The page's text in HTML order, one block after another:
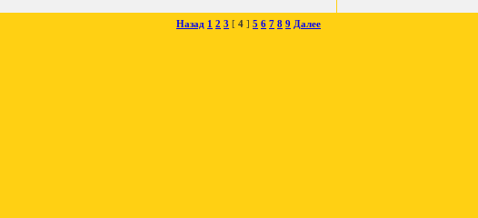
Назад 1 2 3 [ 4 ] 5 6 7 8 9 Далее